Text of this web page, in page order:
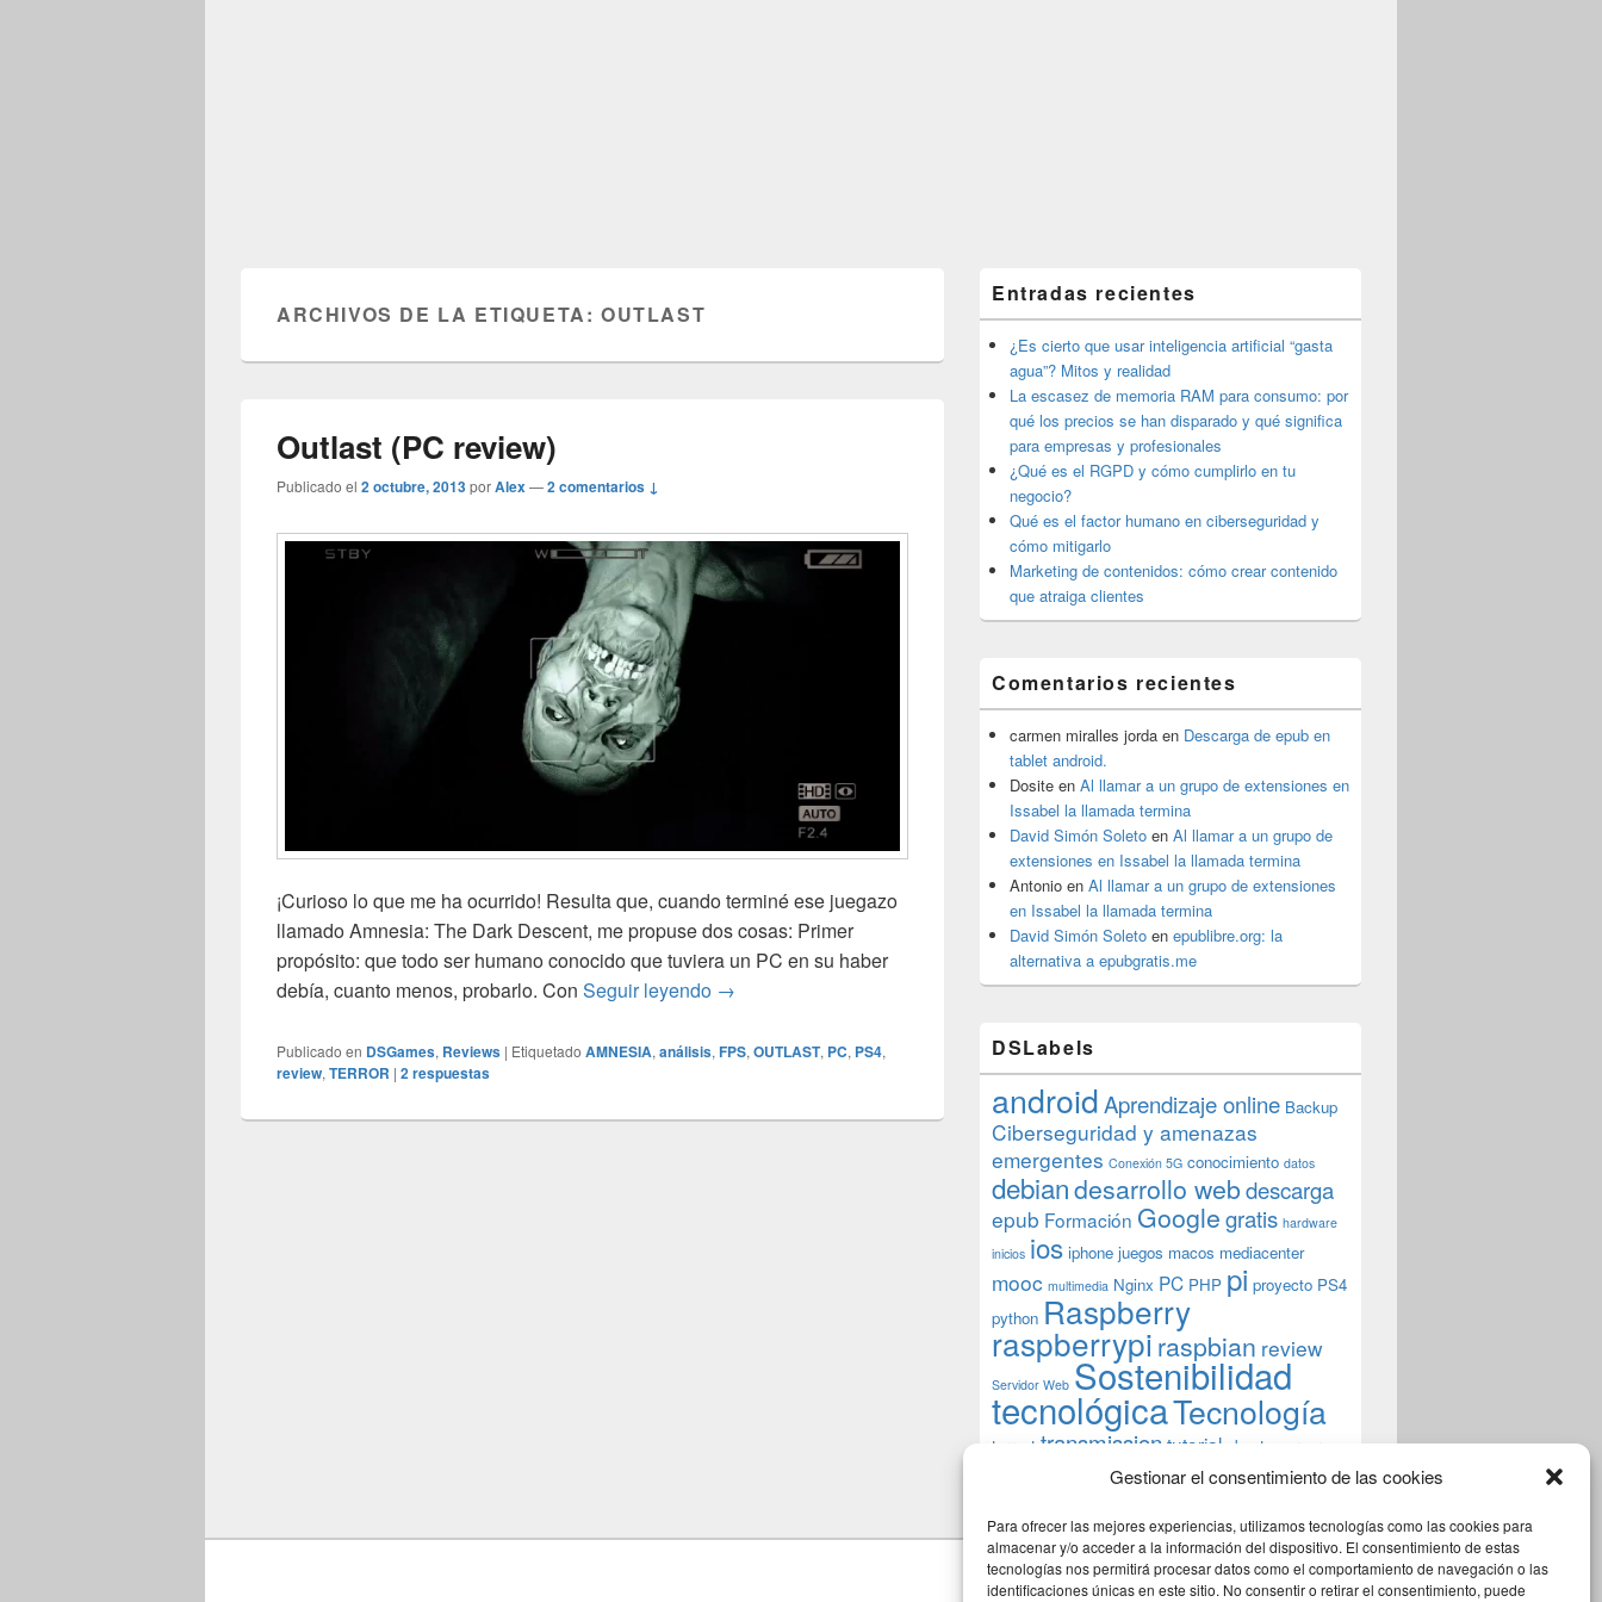
Gestionar el consentimiento de las cookies
Para ofrecer las mejores experiencias, utilizamos tecnologías como las cookies para
almacenar y/o acceder a la información del dispositivo. El consentimiento de estas
tecnologías nos permitirá procesar datos como el comportamiento de navegación o las
identificaciones únicas en este sitio. No consentir o retirar el consentimiento, puede
ARCHIVOS DE LA ETIQUETA:OUTLAST
Outlast (PC review)
Publicado el 2 octubre, 2013porAlex—2 comentarios ↓
¡Curioso lo que me ha ocurrido! Resulta que, cuando terminé ese juegazo
llamado Amnesia: The Dark Descent, me propuse dos cosas: Primer
propósito: que todo ser humano conocido que tuviera un PC en su haber
debía, cuanto menos, probarlo. Con Seguir leyendo Outlast (PC review)
→
Publicado en DSGames, Reviews | Etiquetado AMNESIA, análisis, FPS, OUTLAST, PC, PS4,
review, TERROR | 2respuestas
área
de
widget
barra
lateral
primaria
Entradas recientes
¿Es cierto que usar inteligencia artificial “gasta
agua”? Mitos y realidad
La escasez de memoria RAM para consumo: por
qué los precios se han disparado y qué significa
para empresas y profesionales
¿Qué es el RGPD y cómo cumplirlo en tu
negocio?
Qué es el factor humano en ciberseguridad y
cómo mitigarlo
Marketing de contenidos: cómo crear contenido
que atraiga clientes
Comentarios recientes
carmen miralles jorda en Descarga de epub en
tablet android.
Dosite en Al llamar a un grupo de extensiones en
Issabel la llamada termina
David Simón Soleto en Al llamar a un grupo de
extensiones en Issabel la llamada termina
Antonio en Al llamar a un grupo de extensiones
en Issabel la llamada termina
David Simón Soleto en epublibre.org: la
alternativa a epubgratis.me
DSLabels
androidAprendizaje online Backup
Ciberseguridad y amenazas
emergentes Conexión 5G conocimiento datos
debiandesarrollo webdescarga
epub Formación Googlegratis hardware
inicios ios iphone juegos macos mediacenter
mooc multimedia Nginx PC PHP pi proyecto PS4
python Raspberry
raspberrypi raspbian review
Servidor Web Sostenibilidad
tecnológicaTecnología
torrent transmission tutorial ubuntu server
Windowswordpressxbmc